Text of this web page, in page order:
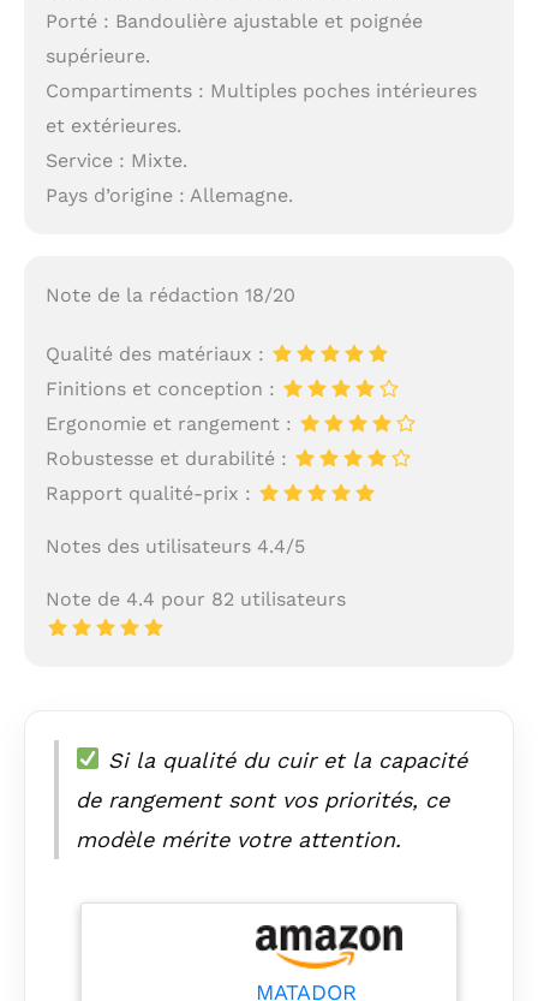
Porté : Bandoulière ajustable et poignée
supérieure.
Compartiments : Multiples poches intérieures
et extérieures.
Service : Mixte.
Pays d’origine : Allemagne.
Note de la rédaction 18/20
Qualité des matériaux :
Finitions et conception :
Ergonomie et rangement :
Robustesse et durabilité :
Rapport qualité-prix :
Notes des utilisateurs 4.4/5
Note de 4.4 pour 82 utilisateurs
Si la qualité du cuir et la capacité
de rangement sont vos priorités, ce
modèle mérite votre attention.
MATADOR